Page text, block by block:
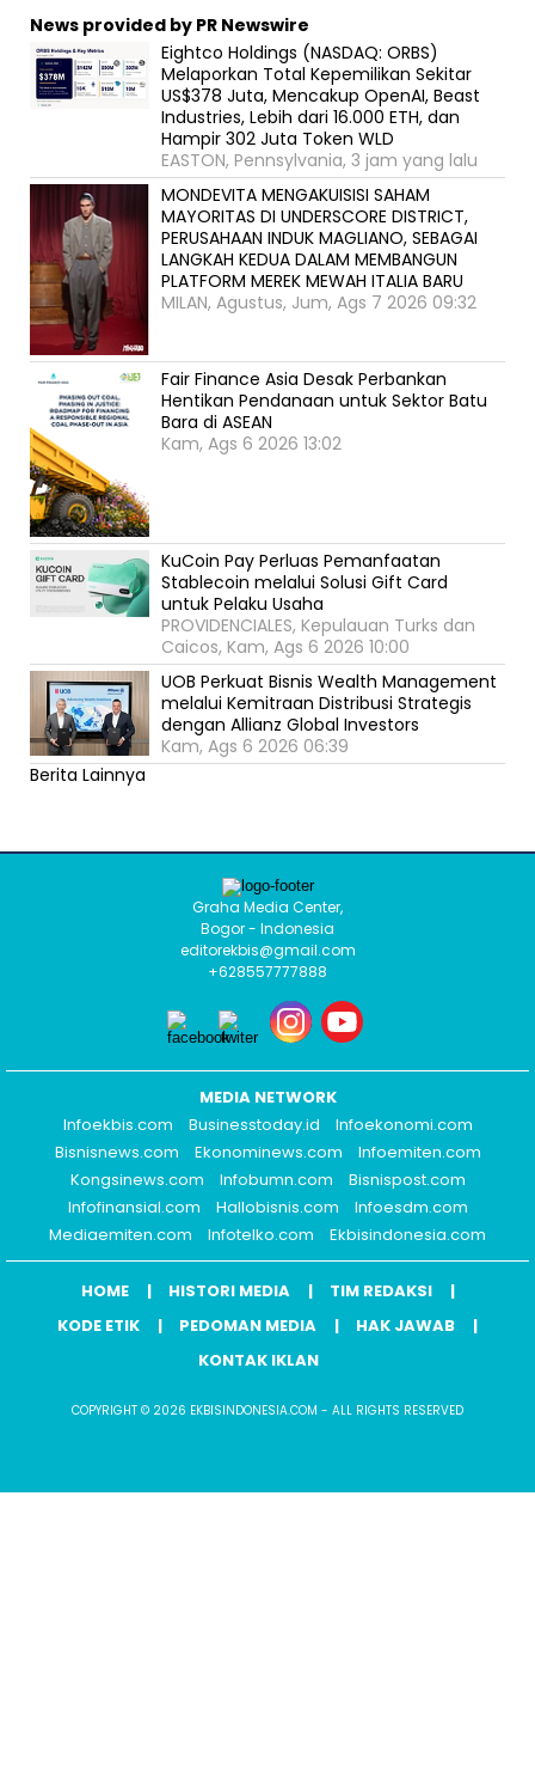
News provided by PR Newswire
Eightco Holdings (NASDAQ: ORBS)
Melaporkan Total Kepemilikan Sekitar
US$378 Juta, Mencakup OpenAI, Beast
Industries, Lebih dari 16.000 ETH, dan
Hampir 302 Juta Token WLD
EASTON, Pennsylvania, 3 jam yang lalu
MONDEVITA MENGAKUISISI SAHAM
MAYORITAS DI UNDERSCORE DISTRICT,
PERUSAHAAN INDUK MAGLIANO, SEBAGAI
LANGKAH KEDUA DALAM MEMBANGUN
PLATFORM MEREK MEWAH ITALIA BARU
MILAN, Agustus, Jum, Ags 7 2026 09:32
Fair Finance Asia Desak Perbankan
Hentikan Pendanaan untuk Sektor Batu
Bara di ASEAN
Kam, Ags 6 2026 13:02
KuCoin Pay Perluas Pemanfaatan
Stablecoin melalui Solusi Gift Card
untuk Pelaku Usaha
PROVIDENCIALES, Kepulauan Turks dan
Caicos, Kam, Ags 6 2026 10:00
UOB Perkuat Bisnis Wealth Management
melalui Kemitraan Distribusi Strategis
dengan Allianz Global Investors
Kam, Ags 6 2026 06:39
Berita Lainnya
Graha Media Center,
Bogor - Indonesia
editorekbis@gmail.com
+628557777888
MEDIA NETWORK
Infoekbis.com
Businesstoday.id
Infoekonomi.com
Bisnisnews.com
Ekonominews.com
Infoemiten.com
Kongsinews.com
Infobumn.com
Bisnispost.com
Infofinansial.com
Hallobisnis.com
Infoesdm.com
Mediaemiten.com
Infotelko.com Ekbisindonesia.com
HOME HISTORI MEDIA
TIM REDAKSI
KODE ETIK
PEDOMAN MEDIA
HAK JAWAB
KONTAK IKLAN
COPYRIGHT © 2026 EKBISINDONESIA.COM - ALL RIGHTS RESERVED